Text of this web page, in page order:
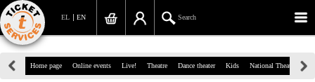
EN
EL Search
39, Panepistimiou Str, Athens
Home page Online events Live! Theatre Dance theater Kids National Theatre